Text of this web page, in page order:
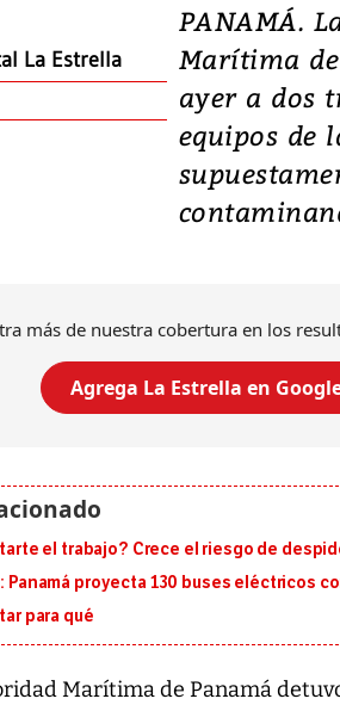
La Estrella
PANAMÁ.
Marítima
ayer a dos
equipos de
más de nuestra cobertura en los
Agrega La Estrella en
el trabajo? Crece el riesgo de
proyecta 130 buses eléctricos
para qué
Marítima de Panamá
en